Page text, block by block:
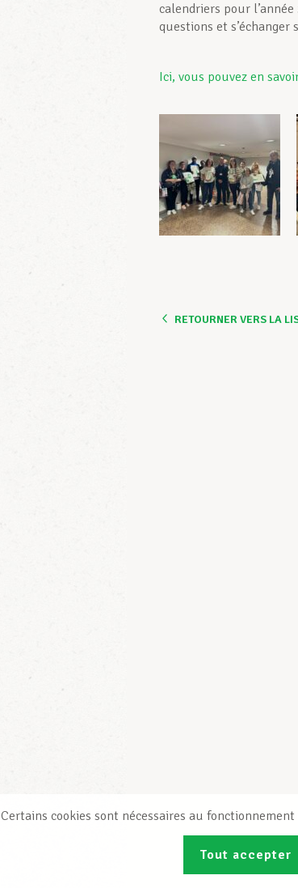
calendriers pour
questions et
Ici, vous pouvez en
RETOURNER VERS LA
Certains cookies sont nécessaires au
Tout accepter